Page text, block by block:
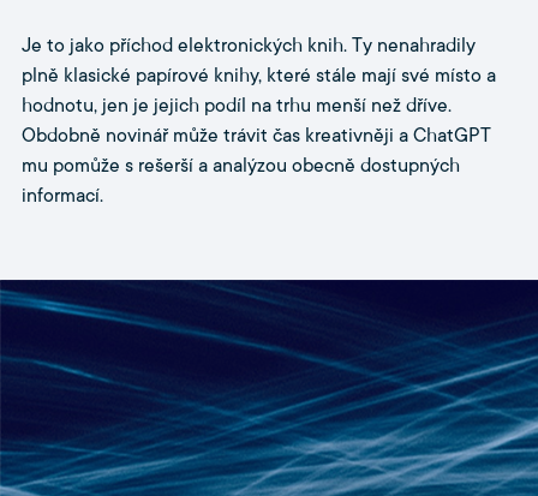
Je to jako příchod elektronických knih. Ty nenahradily
plně klasické papírové knihy, které stále mají své místo a
hodnotu, jen je jejich podíl na trhu menší než dříve.
Obdobně novinář může trávit čas kreativněji a ChatGPT
mu pomůže s rešerší a analýzou obecně dostupných
informací.